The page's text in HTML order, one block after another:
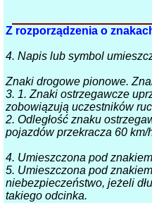
łamane2
gra USTĄP
gra STOP
gra rondo
Z rozporządzenia o
4. Napis lub symbol
Znaki drogowe pionowe.
3. 1. Znaki ostrzegawcze
zobowiązują uczestników
2. Odległość znaku
pojazdów przekracza 60 km/
4. Umieszczona pod
5. Umieszczona pod
niebezpieczeństwo, jeżeli
takiego odcinka.